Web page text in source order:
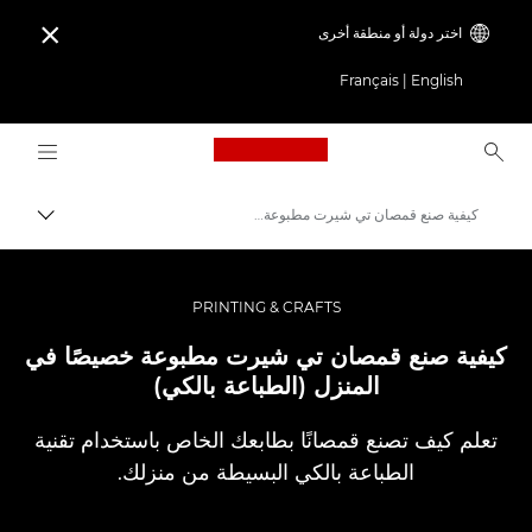
اختر دولة أو منطقة أخرى
English
Français

back to home page
مسار
استلهم أروع الأفكار | نصائح حول التصوير الفوتوغرافي والطباعة وأدلة المشترين
كيفية صنع قمصان تي شيرت مطبوعة خصيصًا في المنزل (الطباعة بالكي)
PRINTING & CRAFTS
كيفية صنع قمصان تي شيرت مطبوعة خصيصًا في
المنزل (الطباعة بالكي)
تعلم كيف تصنع قمصانًا بطابعك الخاص باستخدام تقنية
الطباعة بالكي البسيطة من منزلك.